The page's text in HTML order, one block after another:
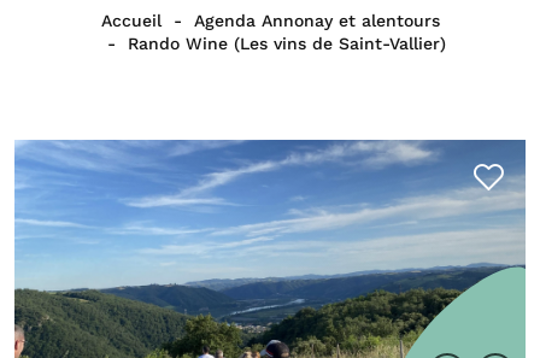
Accueil
Agenda Annonay et alentours
Rando Wine (Les vins de Saint-Vallier)